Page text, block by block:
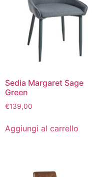
Sedia Margaret Sage
Green
€139,00
Aggiungi al carrello